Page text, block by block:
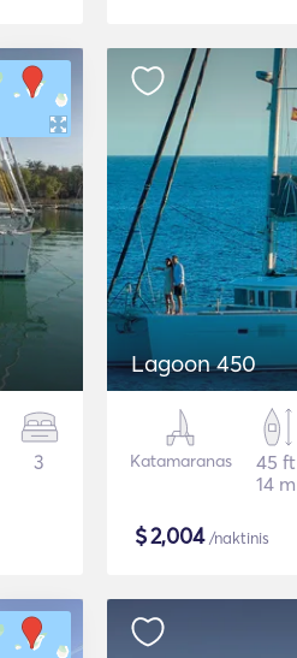
3
Lagoon 450
Katamaranas
45 ft
14 m
$2,004/naktinis